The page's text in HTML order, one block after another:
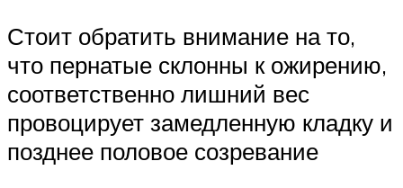
Стоит обратить внимание на то,
что пернатые склонны к ожирению,
соответственно лишний вес
провоцирует замедленную кладку и
позднее половое созревание